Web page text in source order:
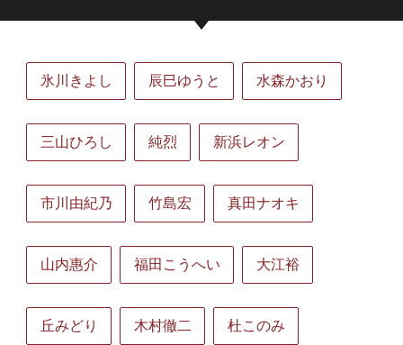
氷川きよし 辰巳ゆうと 水森かおり
三山ひろし 純烈 新浜レオン
市川由紀乃 竹島宏 真田ナオキ
山内惠介 福田こうへい 大江裕
丘みどり 木村徹二 杜このみ